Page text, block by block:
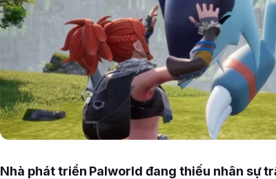
Nhà phát triển Palworld đang thiếu nhân sự